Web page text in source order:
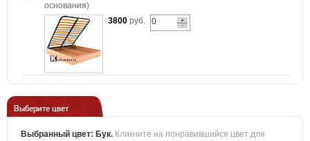
основания)
3800 руб.
Выберите цвет
Выбранный цвет: Бук. Кликните на понравившийся цвет для